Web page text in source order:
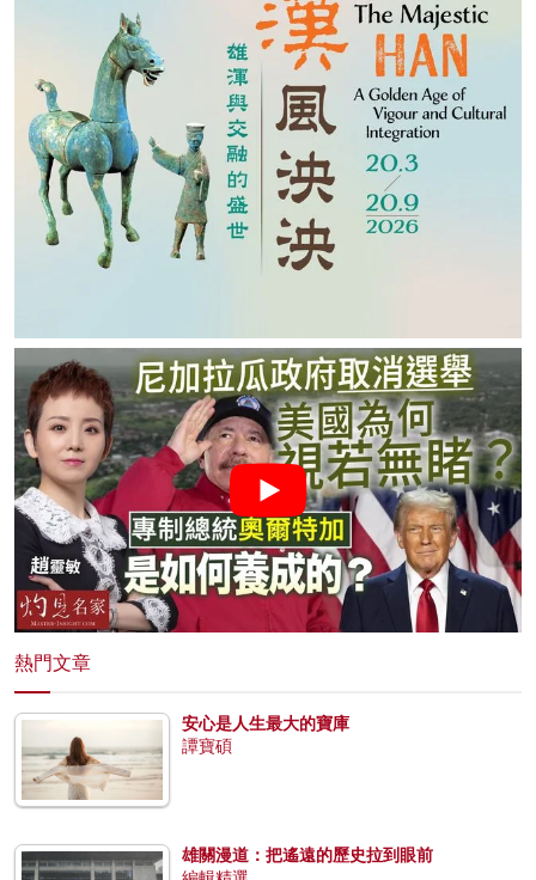
熱門文章
安心是人生最大的寶庫
譚寶碩
雄關漫道：把遙遠的歷史拉到眼前